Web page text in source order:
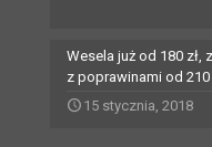
Wesela już od 180 zł,
z poprawinami od 210
15 stycznia, 2018